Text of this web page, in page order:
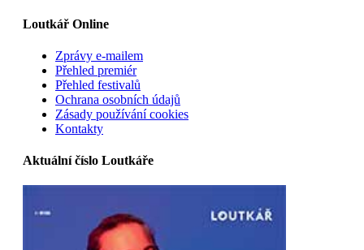
Loutkář Online
Zprávy e-mailem
Přehled premiér
Přehled festivalů
Ochrana osobních údajů
Zásady používání cookies
Kontakty
Aktuální číslo Loutkáře